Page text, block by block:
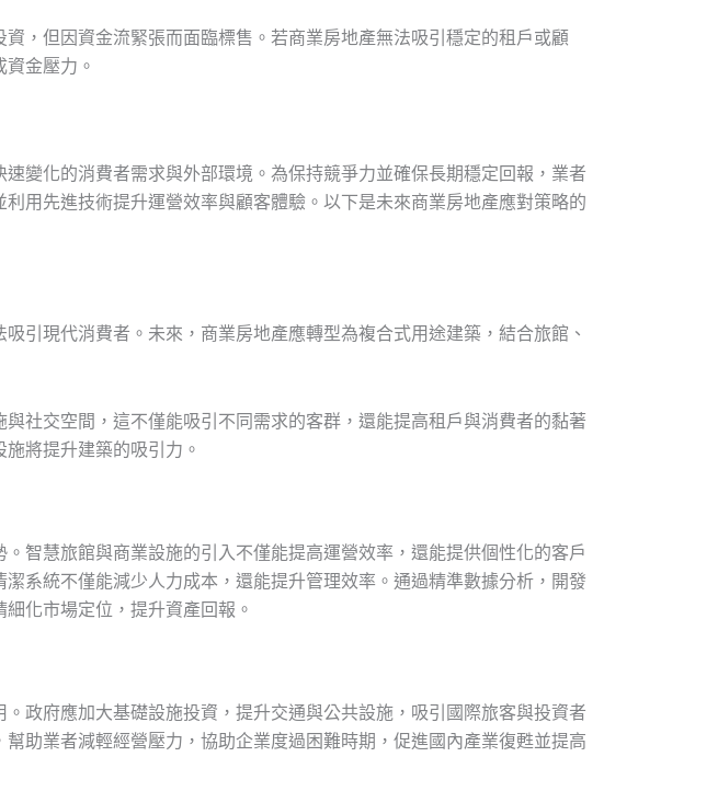
，但因資金流緊張而面臨標售。若商業房地產無法吸引穩定的租戶或顧
金壓力。
變化的消費者需求與外部環境。為保持競爭力並確保長期穩定回報，業者
用先進技術提升運營效率與顧客體驗。以下是未來商業房地產應對策略的
引現代消費者。未來，商業房地產應轉型為複合式用途建築，結合旅館、
社交空間，這不僅能吸引不同需求的客群，還能提高租戶與消費者的黏著
將提升建築的吸引力。
智慧旅館與商業設施的引入不僅能提高運營效率，還能提供個性化的客戶
系統不僅能減少人力成本，還能提升管理效率。通過精準數據分析，開發
化市場定位，提升資產回報。
政府應加大基礎設施投資，提升交通與公共設施，吸引國際旅客與投資者
助業者減輕經營壓力，協助企業度過困難時期，促進國內產業復甦並提高